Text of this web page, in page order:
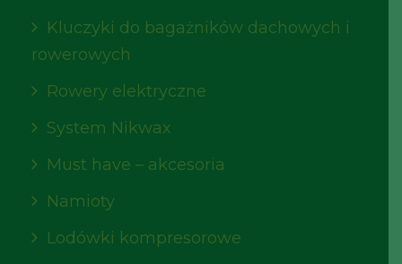
Kluczyki do bagażników dachowych i
rowerowych
Rowery elektryczne
System Nikwax
Must have – akcesoria
Namioty
Lodówki kompresorowe